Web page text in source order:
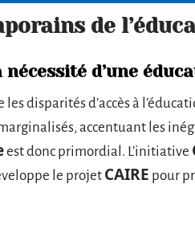
de
d’une
disparités d’accès à
accentuant les
est donc primordial. L’initiative
le projet CAIRE pour